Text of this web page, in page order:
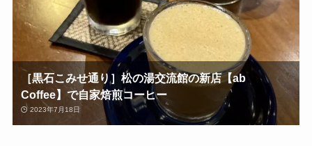
［黒石こみせ通り］松の湯交流館の新店【ab
Coffee】で自家焙煎コーヒー
2023年7月18日